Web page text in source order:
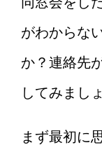
がわからな
か？連絡先
してみまし
まず最初に